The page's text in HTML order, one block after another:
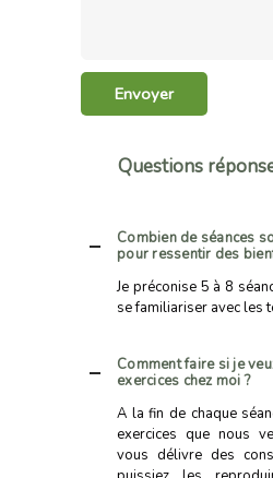
Questions
Combien de séances
pour ressentir des
Je préconise 5 à 8
se familiariser avec les
Comment faire si je
exercices chez moi ?
A la fin de chaque
exercices que nous
vous délivre des